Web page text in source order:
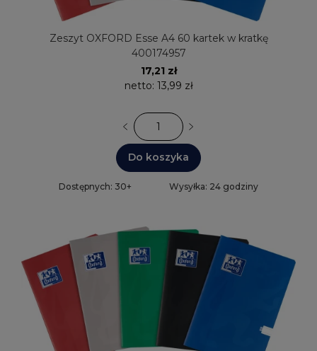
Zeszyt OXFORD Esse A4 60 kartek w kratkę
400174957
17,21 zł
netto: 13,99 zł
Do koszyka
Dostępnych: 30+ Wysyłka: 24 godziny